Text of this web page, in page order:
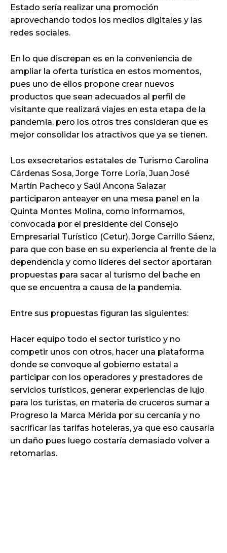
Estado sería realizar una promoción
aprovechando todos los medios digitales y las
redes sociales.
En lo que discrepan es en la conveniencia de
ampliar la oferta turística en estos momentos,
pues uno de ellos propone crear nuevos
productos que sean adecuados al perfil de
visitante que realizará viajes en esta etapa de la
pandemia, pero los otros tres consideran que es
mejor consolidar los atractivos que ya se tienen.
Los exsecretarios estatales de Turismo Carolina
Cárdenas Sosa, Jorge Torre Loría, Juan José
Martín Pacheco y Saúl Ancona Salazar
participaron anteayer en una mesa panel en la
Quinta Montes Molina, como informamos,
convocada por el presidente del Consejo
Empresarial Turístico (Cetur), Jorge Carrillo Sáenz,
para que con base en su experiencia al frente de la
dependencia y como líderes del sector aportaran
propuestas para sacar al turismo del bache en
que se encuentra a causa de la pandemia.
Entre sus propuestas figuran las siguientes:
Hacer equipo todo el sector turístico y no
competir unos con otros, hacer una plataforma
donde se convoque al gobierno estatal a
participar con los operadores y prestadores de
servicios turísticos, generar experiencias de lujo
para los turistas, en materia de cruceros sumar a
Progreso la Marca Mérida por su cercanía y no
sacrificar las tarifas hoteleras, ya que eso causaría
un daño pues luego costaría demasiado volver a
retomarlas.